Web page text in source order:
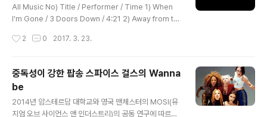
8) Belle / Beauty a..
All Music No) Title / Performer / Time 1) When
I'm Gone / 3 Doors Down / 4:21 2) Away from th
/ 3 Doors Down / 3:59 4) Ticket to Heaven / 3 D
own / 3:58 7) I Feel You / 3 Doors Down / 4:07 8)
Dangerous Game / 3 Doors Down / 3:36 9) Cha
nges / 3 Doors Down / 3:5..
2 0 2017. 3. 23.
중독성이 강한 팝송 스파이스 걸스의 Wanna
be
2014년 암스테르담 대학교와 영국 맨체스터의 MOSI(뮤
지엄 오브 사이언스 앤 인더스트리)의 공동 연구에 따르면